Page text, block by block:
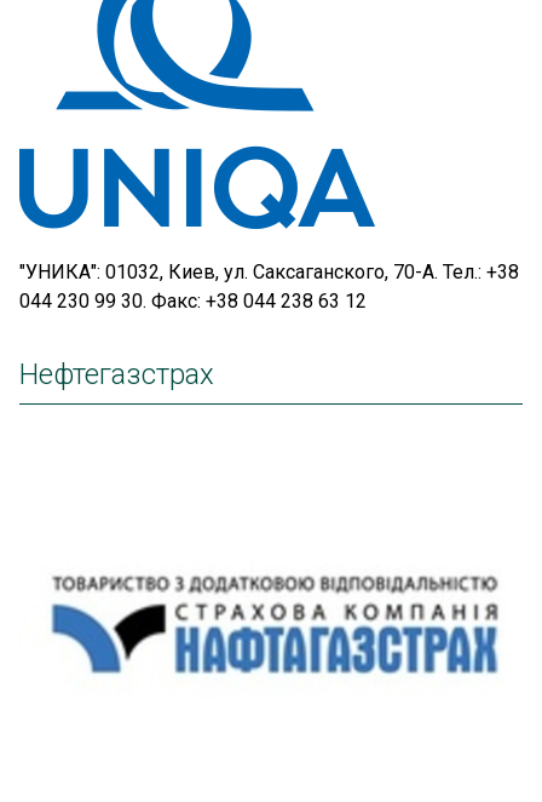
"УНИКА": 01032, Киев, ул. Саксаганского, 70-А. Тел.: +38
044 230 99 30. Факс: +38 044 238 63 12
Нефтегазстрах